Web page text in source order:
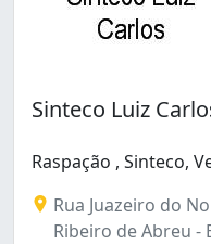
Sinteco Luiz
Raspação , Sinteco,
Rua Juazeiro do
Ribeiro de Abreu -